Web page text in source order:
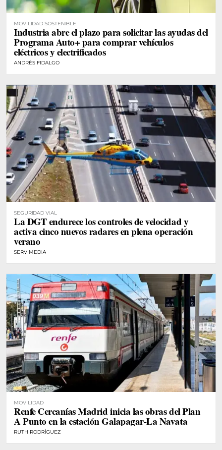
MOVILIDAD SOSTENIBLE
Industria abre el plazo para solicitar las ayudas del
Programa Auto+ para comprar vehículos
eléctricos y electrificados
ANDRÉS FIDALGO
SEGURIDAD VIAL
La DGT endurece los controles de velocidad y
activa cinco nuevos radares en plena operación
verano
SERVIMEDIA
MOVILIDAD
Renfe Cercanías Madrid inicia las obras del Plan
A Punto en la estación Galapagar-La Navata
RUTH RODRÍGUEZ